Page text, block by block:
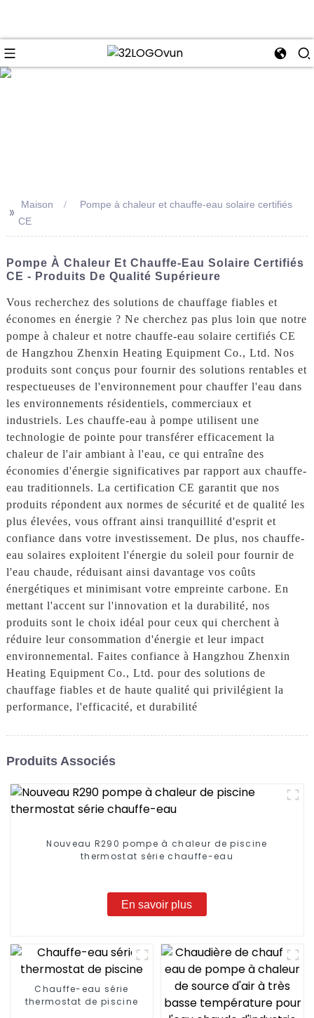
>> Maison
Pompe à chaleur et chauffe-eau solaire certifiés
CE
Pompe À Chaleur Et Chauffe-Eau Solaire Certifiés
CE - Produits De Qualité Supérieure
Vous recherchez des solutions de chauffage fiables et
économes en énergie ? Ne cherchez pas plus loin que notre
pompe à chaleur et notre chauffe-eau solaire certifiés CE
de Hangzhou Zhenxin Heating Equipment Co., Ltd. Nos
produits sont conçus pour fournir des solutions rentables et
respectueuses de l'environnement pour chauffer l'eau dans
les environnements résidentiels, commerciaux et
industriels. Les chauffe-eau à pompe utilisent une
technologie de pointe pour transférer efficacement la
chaleur de l'air ambiant à l'eau, ce qui entraîne des
économies d'énergie significatives par rapport aux chauffe-
eau traditionnels. La certification CE garantit que nos
produits répondent aux normes de sécurité et de qualité les
plus élevées, vous offrant ainsi tranquillité d'esprit et
confiance dans votre investissement. De plus, nos chauffe-
eau solaires exploitent l'énergie du soleil pour fournir de
l'eau chaude, réduisant ainsi davantage vos coûts
énergétiques et minimisant votre empreinte carbone. En
mettant l'accent sur l'innovation et la durabilité, nos
produits sont le choix idéal pour ceux qui cherchent à
réduire leur consommation d'énergie et leur impact
environnemental. Faites confiance à Hangzhou Zhenxin
Heating Equipment Co., Ltd. pour des solutions de
chauffage fiables et de haute qualité qui privilégient la
performance, l'efficacité, et durabilité
Produits Associés
Nouveau R290 pompe à chaleur de piscine
thermostat série chauffe-eau
En savoir plus
Chauffe-eau série
thermostat de piscine